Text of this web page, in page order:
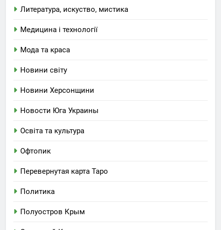
Литература, искуство, мистика
Медицина і технології
Мода та краса
Новини світу
Новини Херсонщини
Новости Юга Украины
Освіта та культура
Офтопик
Перевернутая карта Таро
Политика
Полуостров Крым